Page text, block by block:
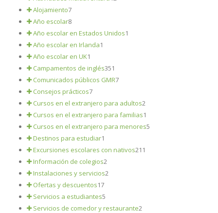
Alojamiento7
Año escolar8
Año escolar en Estados Unidos1
Año escolar en Irlanda1
Año escolar en UK1
Campamentos de inglés351
Comunicados públicos GMR7
Consejos prácticos7
Cursos en el extranjero para adultos2
Cursos en el extranjero para familias1
Cursos en el extranjero para menores5
Destinos para estudiar1
Excursiones escolares con nativos211
Información de colegios2
Instalaciones y servicios2
Ofertas y descuentos17
Servicios a estudiantes5
Servicios de comedor y restaurante2